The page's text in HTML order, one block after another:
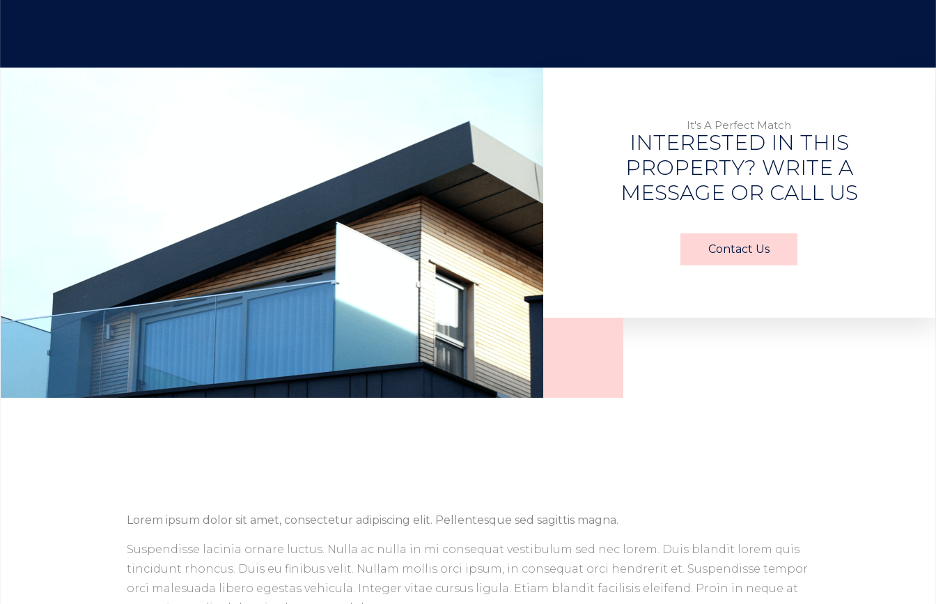
It's A Perfect Match
INTERESTED IN THIS
PROPERTY? WRITE A
MESSAGE OR CALL US
Contact Us
Lorem ipsum dolor sit amet, consectetur adipiscing elit. Pellentesque sed sagittis magna.
Suspendisse lacinia ornare luctus. Nulla ac nulla in mi consequat vestibulum sed nec lorem. Duis blandit lorem quis
tincidunt rhoncus. Duis eu finibus velit. Nullam mollis orci ipsum, in consequat orci hendrerit et. Suspendisse tempor
orci malesuada libero egestas vehicula. Integer vitae cursus ligula. Etiam blandit facilisis eleifend. Proin in neque at